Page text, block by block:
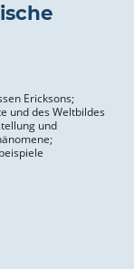
Ericksons;
und des Weltbildes
und